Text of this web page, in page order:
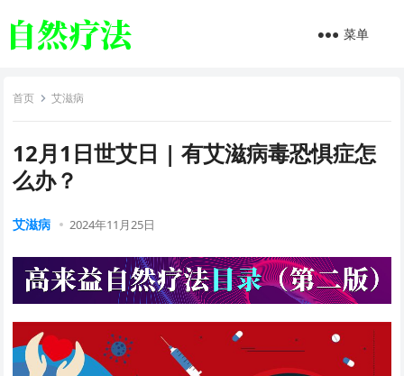
菜单
首页 艾滋病
12月1日世艾日 | 有艾滋病毒恐惧症怎
么办？
艾滋病 2024年11月25日